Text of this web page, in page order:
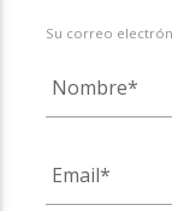
Su correo